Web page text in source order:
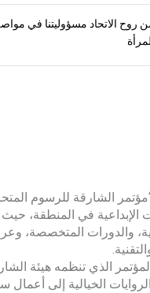
روح الاتحاد مسؤوليتنا في
الشارقة للرسوم
والدورات المتخصصة،
الذي تنظمه هيئة
الخيالية إلى